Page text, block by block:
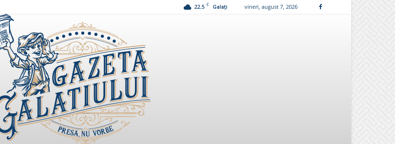
22.5 C Galați vineri, august 7, 2026